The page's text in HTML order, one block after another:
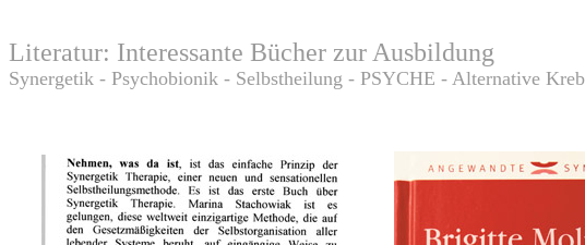
Literatur: Interessante Bücher zur Ausbildung
Synergetik - Psychobionik - Selbstheilung - PSYCHE - Alternative